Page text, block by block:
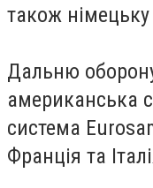
також німецьку
Дальню
американська
система
Франція та